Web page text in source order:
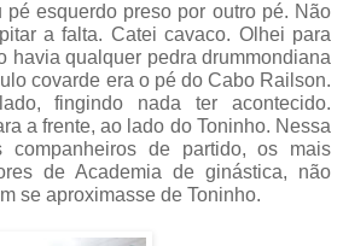
pé esquerdo preso por outro pé. Não
a falta. Catei cavaco. Olhei para
havia qualquer pedra drummondiana
covarde era o pé do Cabo Railson.
fingindo nada ter acontecido.
a frente, ao lado do Toninho. Nessa
companheiros de partido, os mais
de Academia de ginástica, não
se aproximasse de Toninho.